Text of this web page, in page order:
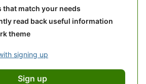
that match your needs
read back useful information
theme
signing up
Sign up